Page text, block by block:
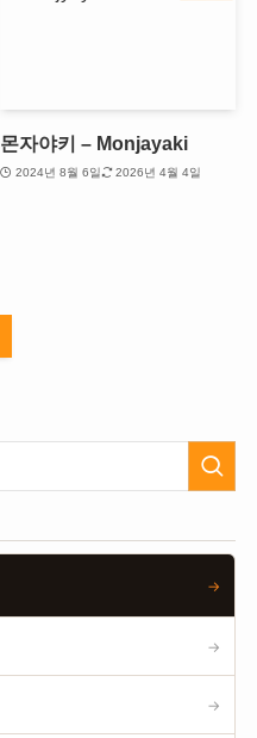
몬자야키 – Monjayaki
2024년 8월 6일 2026년 4월 4일
→
→
→